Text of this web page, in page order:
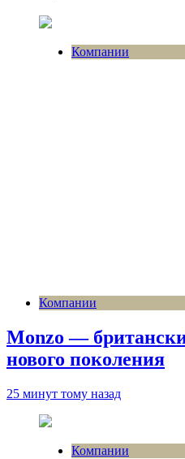
Компании
Компании
Monzo —
нового поколения
25 минут тому назад
Компании